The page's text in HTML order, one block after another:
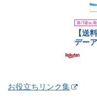
お役立ちリンク集